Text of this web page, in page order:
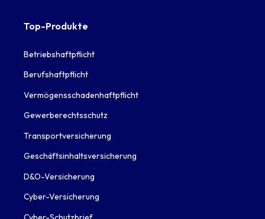
Top-Produkte
Betriebshaftpflicht
Berufshaftpflicht
Vermögensschadenhaftpflicht
Gewerberechtsschutz
Transportversicherung
Geschäftsinhaltsversicherung
D&O-Versicherung
Cyber-Versicherung